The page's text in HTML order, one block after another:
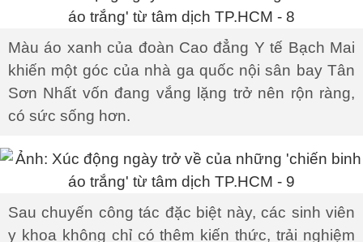
Màu áo xanh của đoàn Cao đẳng Y tế Bạch Mai
khiến một góc của nhà ga quốc nội sân bay Tân
Sơn Nhất vốn đang vắng lặng trở nên rộn ràng,
có sức sống hơn.
Sau chuyến công tác đặc biệt này, các sinh viên
y khoa không chỉ có thêm kiến thức, trải nghiệm